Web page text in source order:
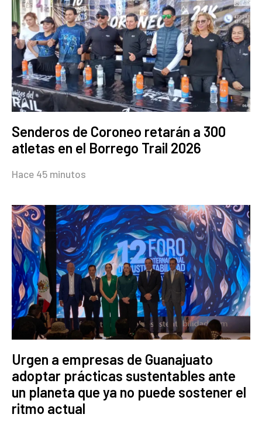
Senderos de Coroneo retarán a 300
atletas en el Borrego Trail 2026
Hace 45 minutos
Urgen a empresas de Guanajuato
adoptar prácticas sustentables ante
un planeta que ya no puede sostener el
ritmo actual